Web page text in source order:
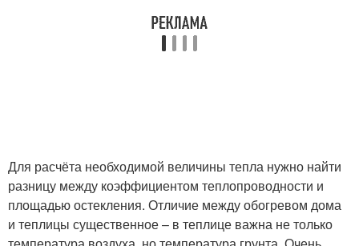
Для расчёта необходимой величины тепла нужно найти
разницу между коэффициентом теплопроводности и
площадью остекления. Отличие между обогревом дома
и теплицы существенное – в теплице важна не только